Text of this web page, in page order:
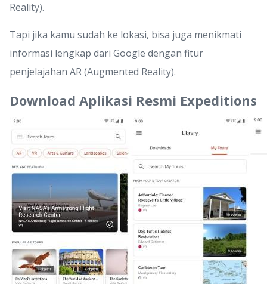
Reality).
Tapi jika kamu sudah ke lokasi, bisa juga menikmati
informasi lengkap dari Google dengan fitur
penjelajahan AR (Augmented Reality).
Download Aplikasi Resmi Expeditions